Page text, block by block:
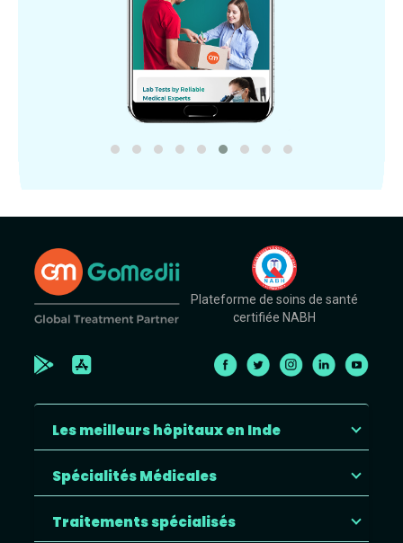
Plateforme de soins de santé
certifiée NABH
Les meilleurs hôpitaux en Inde
Spécialités Médicales
Traitements spécialisés